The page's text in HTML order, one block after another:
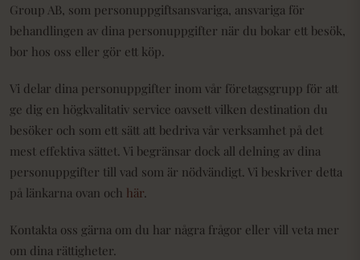
Group AB, som personuppgiftsansvariga, ansvariga för
behandlingen av dina personuppgifter när du bokar ett besök,
bor hos oss eller gör ett köp.
Vi delar dina personuppgifter inom vår företagsgrupp för att
ge dig en högkvalitativ service oavsett vilken destination du
besöker och som ett sätt att bedriva vår verksamhet på det
mest effektiva sättet. Vi begränsar dock all delning av dina
personuppgifter till vad som är nödvändigt. Vi beskriver detta
på länkarna ovan och här.
Kontakta oss gärna om du har några frågor eller vill veta mer
om dina rättigheter.